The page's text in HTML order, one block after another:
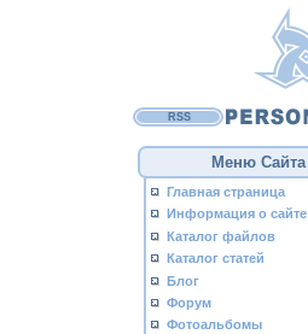
RSS
Меню Сайта
Главная страница
Информация о сайте
Каталог файлов
Каталог статей
Блог
Форум
Фотоальбомы